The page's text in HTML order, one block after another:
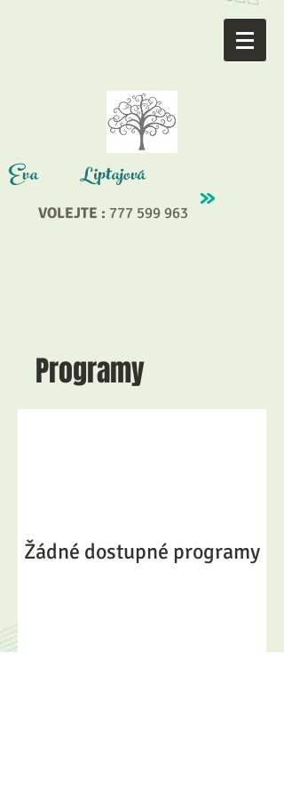
Eva Liptajová
VOLEJTE : 777 599 963
Programy
Žádné dostupné programy